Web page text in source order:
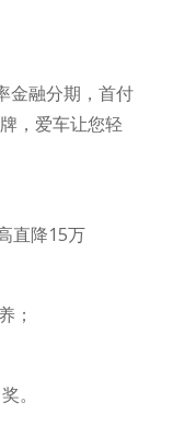
金融分期，首付
，爱车让您轻
直降15万
；
。